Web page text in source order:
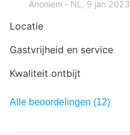
Locatie
Gastvrijheid en service
Kwaliteit ontbijt
Anoniem ‐ NL, 9 jan 2023
Alle beoordelingen (12)